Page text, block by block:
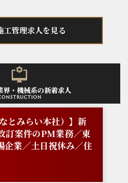
工管理求人を見る
・機械系の新着求人
とみらい本社）】新
訂案件のPM業務／東
企業／土日祝休み／住